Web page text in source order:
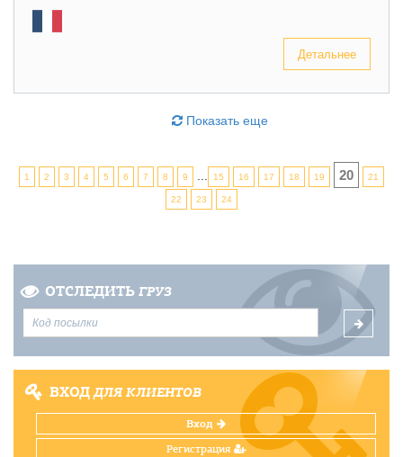
Детальнее
Показать еще
1 2 3 4 5 6 7 8 9 15 16 17 18 19 20 21
22 23 24
ОТСЛЕДИТЬ ГРУЗ
ВХОДДЛЯ КЛИЕНТОВ
Вход
Регистрация